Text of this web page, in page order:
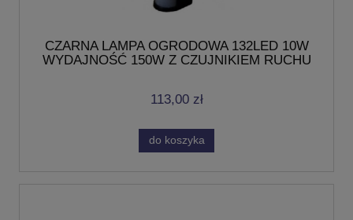
CZARNA LAMPA OGRODOWA 132LED 10W
WYDAJNOŚĆ 150W Z CZUJNIKIEM RUCHU
113,00 zł
do koszyka